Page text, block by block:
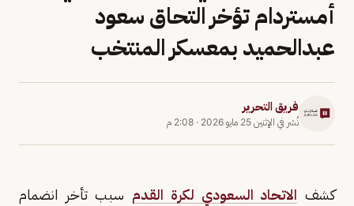
أمستردام تؤخر التحاق سعود
عبدالحميد بمعسكر المنتخب
فريق التحرير
نُشر في الإثنين 25 مايو 2026 · 2:08 م
كشف الاتحاد السعودي لكرة القدم سبب تأخر انضمام